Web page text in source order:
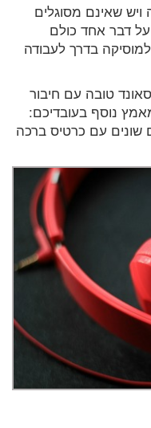
שאינם מסוגלים
דבר אחד כולם
בדרך לעבודה
טובה עם חיבור
נוסף בעובדיכם:
שונים עם כרטיס ברכה